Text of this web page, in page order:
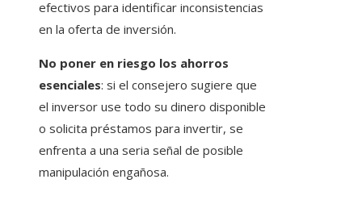
efectivos para identificar inconsistencias
en la oferta de inversión.
No poner en riesgo los ahorros
esenciales: si el consejero sugiere que
el inversor use todo su dinero disponible
o solicita préstamos para invertir, se
enfrenta a una seria señal de posible
manipulación engañosa.